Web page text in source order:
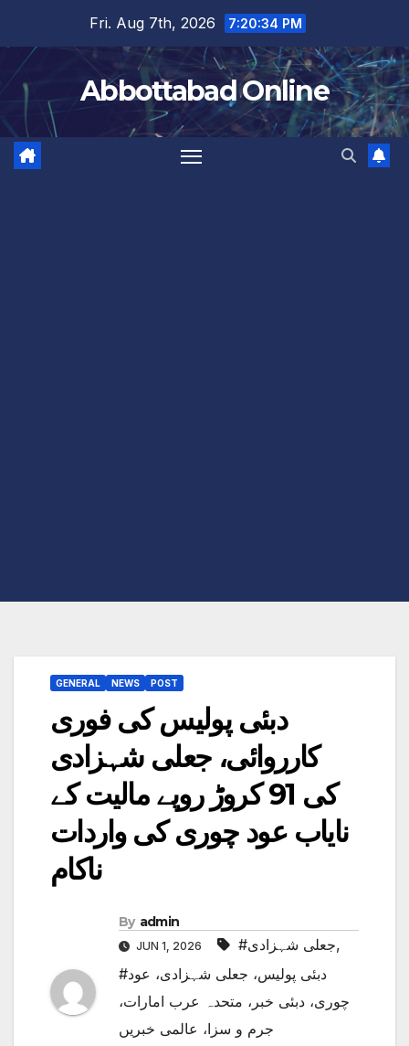
content
Fri. Aug 7th, 2026 7:20:35 PM
Abbottabad Online
GENERAL NEWS POST
دبئی پولیس کی فوری
کارروائی، جعلی شہزادی
کی 91 کروڑ روپے مالیت کے
نایاب عود چوری کی واردات
ناکام
By admin
JUN 1, 2026 #جعلی شہزادی,
#دبئی پولیس، جعلی شہزادی، عود
چوری، دبئی خبر، متحدہ عرب امارات،
جرم و سزا، عالمی خبریں